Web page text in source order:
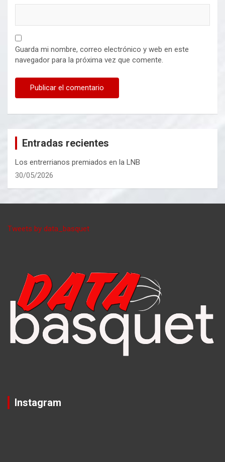
Guarda mi nombre, correo electrónico y web en este
navegador para la próxima vez que comente.
Entradas recientes
Los entrerrianos premiados en la LNB
30/05/2026
Tweets by data_basquet
Instagram